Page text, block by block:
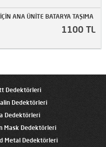
ANA ÜNİTE BATARYA TAŞIMA
1100 TL
Dedektörleri
Dedektörleri
Dedektörleri
Mask Dedektörleri
Metal Dedektörleri